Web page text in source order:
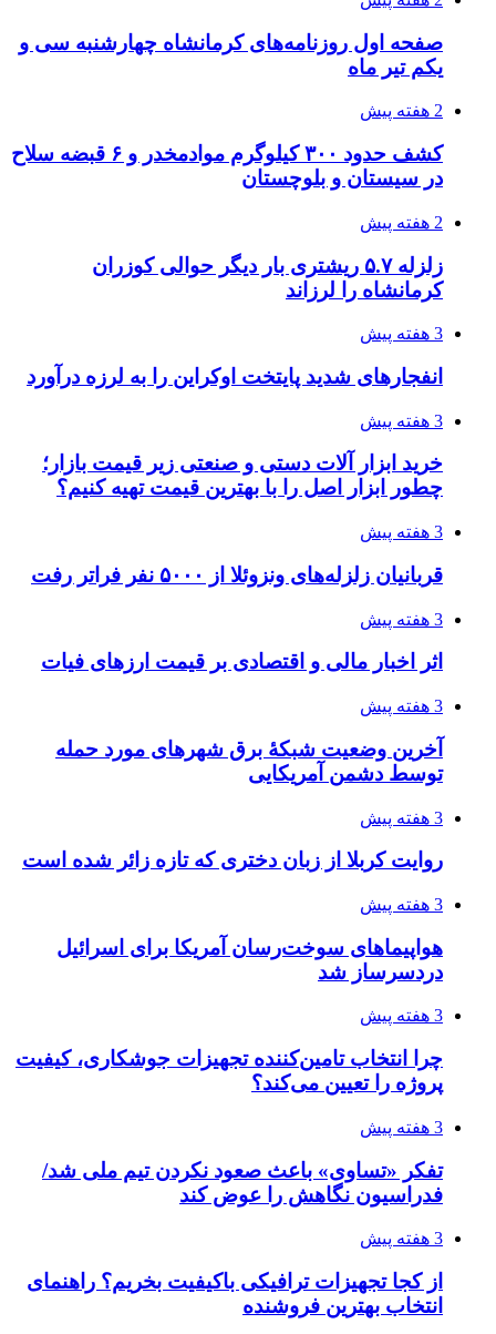
صفحه اول روزنامه‌های کرمانشاه چهارشنبه سی و
یکم تیر ماه
2 هفته پیش
کشف حدود ۳۰۰ کیلوگرم موادمخدر و ۶ قبضه سلاح
در سیستان و بلوچستان
2 هفته پیش
زلزله ۵.۷ ریشتری بار دیگر حوالی کوزران
کرمانشاه را لرزاند
3 هفته پیش
انفجارهای شدید پایتخت اوکراین را به لرزه درآورد
3 هفته پیش
خرید ابزار آلات دستی و صنعتی زیر قیمت بازار؛
چطور ابزار اصل را با بهترین قیمت تهیه کنیم؟
3 هفته پیش
قربانیان زلزله‌های ونزوئلا از ۵۰۰۰ نفر فراتر رفت
3 هفته پیش
اثر اخبار مالی و اقتصادی بر قیمت ارزهای فیات
3 هفته پیش
آخرین وضعیت شبکۀ برق شهرهای مورد حمله
توسط دشمن آمریکایی
3 هفته پیش
روایت کربلا از زبان دختری که تازه زائر شده است
3 هفته پیش
هواپیماهای سوخت‌رسان آمریکا برای اسرائیل
دردسرساز شد
3 هفته پیش
چرا انتخاب تامین‌کننده تجهیزات جوشکاری، کیفیت
پروژه را تعیین می‌کند؟
3 هفته پیش
تفکر «تساوی» باعث صعود نکردن تیم ملی شد/
فدراسیون نگاهش را عوض کند
3 هفته پیش
از کجا تجهیزات ترافیکی باکیفیت بخریم؟ راهنمای
انتخاب بهترین فروشنده